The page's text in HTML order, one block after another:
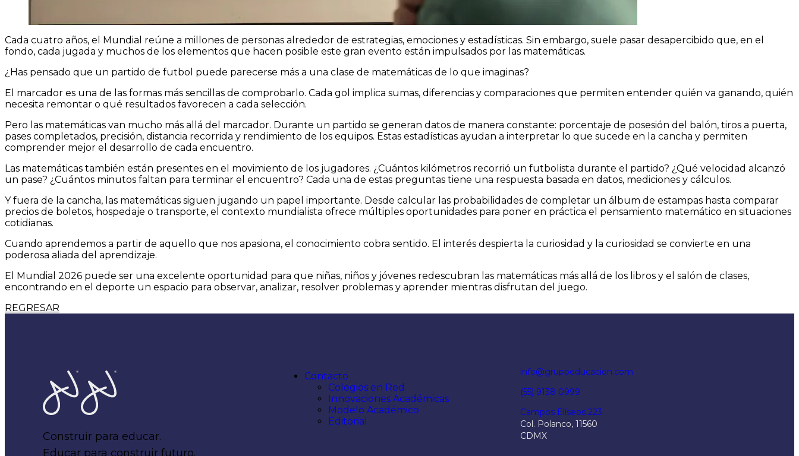
Cada cuatro años, el Mundial reúne a millones de personas alrededor de estrategias, emociones y estadísticas. Sin embargo, suele pasar desapercibido que, en el
fondo, cada jugada y muchos de los elementos que hacen posible este gran evento están impulsados por las matemáticas.
¿Has pensado que un partido de futbol puede parecerse más a una clase de matemáticas de lo que imaginas?
El marcador es una de las formas más sencillas de comprobarlo. Cada gol implica sumas, diferencias y comparaciones que permiten entender quién va ganando, quién
necesita remontar o qué resultados favorecen a cada selección.
Pero las matemáticas van mucho más allá del marcador. Durante un partido se generan datos de manera constante: porcentaje de posesión del balón, tiros a puerta,
pases completados, precisión, distancia recorrida y rendimiento de los equipos. Estas estadísticas ayudan a interpretar lo que sucede en la cancha y permiten
comprender mejor el desarrollo de cada encuentro.
Las matemáticas también están presentes en el movimiento de los jugadores. ¿Cuántos kilómetros recorrió un futbolista durante el partido? ¿Qué velocidad alcanzó
un pase? ¿Cuántos minutos faltan para terminar el encuentro? Cada una de estas preguntas tiene una respuesta basada en datos, mediciones y cálculos.
Y fuera de la cancha, las matemáticas siguen jugando un papel importante. Desde calcular las probabilidades de completar un álbum de estampas hasta comparar
precios de boletos, hospedaje o transporte, el contexto mundialista ofrece múltiples oportunidades para poner en práctica el pensamiento matemático en situaciones
cotidianas.
Cuando aprendemos a partir de aquello que nos apasiona, el conocimiento cobra sentido. El interés despierta la curiosidad y la curiosidad se convierte en una
poderosa aliada del aprendizaje.
El Mundial 2026 puede ser una excelente oportunidad para que niñas, niños y jóvenes redescubran las matemáticas más allá de los libros y el salón de clases,
encontrando en el deporte un espacio para observar, analizar, resolver problemas y aprender mientras disfrutan del juego.
REGRESAR
Home
Construir para educar.
Educar para construir futuro.
Contacto
Colegios en Red
Innovaciones Académicas
Modelo Académico
Editorial
info@grupoeducacion.com
(55) 9138 0999
Campos Elíseos 223
Col. Polanco, 11560
CDMX